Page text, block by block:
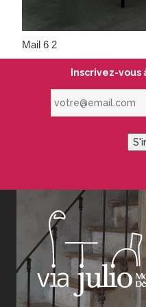
Mail 6 2
Inscrivez-